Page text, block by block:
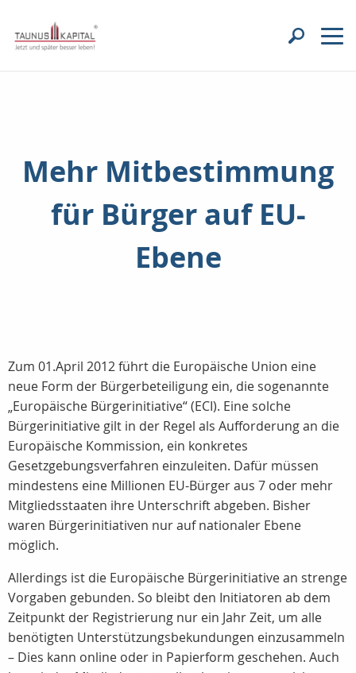
Mehr Mitbestimmung
für Bürger auf EU-
Ebene
Zum 01.April 2012 führt die Europäische Union eine
neue Form der Bürgerbeteiligung ein, die sogenannte
„Europäische Bürgerinitiative“ (ECI). Eine solche
Bürgerinitiative gilt in der Regel als Aufforderung an die
Europäische Kommission, ein konkretes
Gesetzgebungsverfahren einzuleiten. Dafür müssen
mindestens eine Millionen EU-Bürger aus 7 oder mehr
Mitgliedsstaaten ihre Unterschrift abgeben. Bisher
waren Bürgerinitiativen nur auf nationaler Ebene
möglich.
Allerdings ist die Europäische Bürgerinitiative an strenge
Vorgaben gebunden. So bleibt den Initiatoren ab dem
Zeitpunkt der Registrierung nur ein Jahr Zeit, um alle
benötigten Unterstützungsbekundungen einzusammeln
– Dies kann online oder in Papierform geschehen. Auch